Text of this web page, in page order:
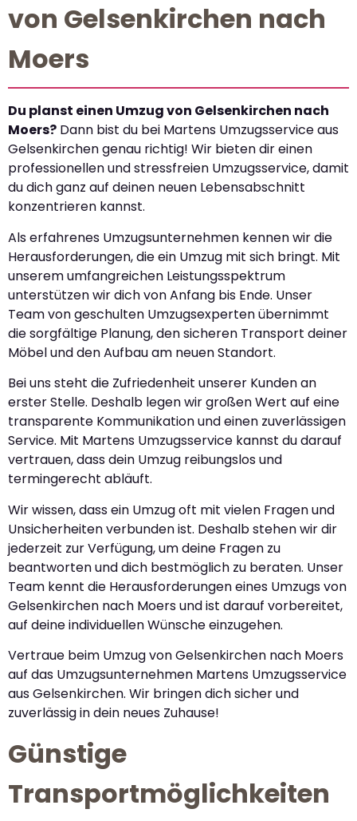
von Gelsenkirchen nach
Moers
Du planst einen Umzug von Gelsenkirchen nach
Moers? Dann bist du bei Martens Umzugsservice aus
Gelsenkirchen genau richtig! Wir bieten dir einen
professionellen und stressfreien Umzugsservice, damit
du dich ganz auf deinen neuen Lebensabschnitt
konzentrieren kannst.
Als erfahrenes Umzugsunternehmen kennen wir die
Herausforderungen, die ein Umzug mit sich bringt. Mit
unserem umfangreichen Leistungsspektrum
unterstützen wir dich von Anfang bis Ende. Unser
Team von geschulten Umzugsexperten übernimmt
die sorgfältige Planung, den sicheren Transport deiner
Möbel und den Aufbau am neuen Standort.
Bei uns steht die Zufriedenheit unserer Kunden an
erster Stelle. Deshalb legen wir großen Wert auf eine
transparente Kommunikation und einen zuverlässigen
Service. Mit Martens Umzugsservice kannst du darauf
vertrauen, dass dein Umzug reibungslos und
termingerecht abläuft.
Wir wissen, dass ein Umzug oft mit vielen Fragen und
Unsicherheiten verbunden ist. Deshalb stehen wir dir
jederzeit zur Verfügung, um deine Fragen zu
beantworten und dich bestmöglich zu beraten. Unser
Team kennt die Herausforderungen eines Umzugs von
Gelsenkirchen nach Moers und ist darauf vorbereitet,
auf deine individuellen Wünsche einzugehen.
Vertraue beim Umzug von Gelsenkirchen nach Moers
auf das Umzugsunternehmen Martens Umzugsservice
aus Gelsenkirchen. Wir bringen dich sicher und
zuverlässig in dein neues Zuhause!
Günstige
Transportmöglichkeiten